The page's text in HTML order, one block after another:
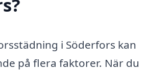
i Söderfors kan
på flera faktorer. När du